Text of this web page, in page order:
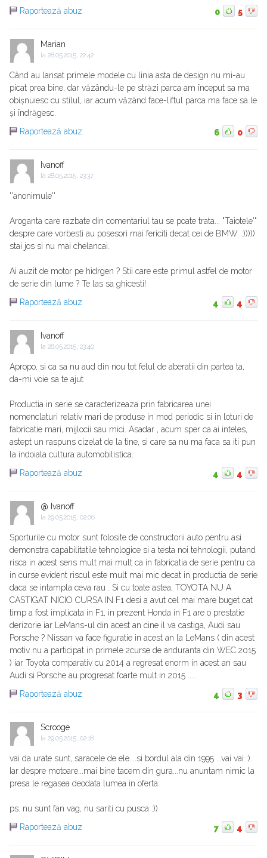
Raportează abuz
0 5
Marian
la 28.05.2015, 22:42
Când au lansat primele modele cu linia asta de design nu mi-au
picat prea bine, dar văzându-le pe străzi parca am început sa ma
obișnuiesc cu stilul, iar acum văzând face-liftul parca ma face sa le
și îndrăgesc.
Raportează abuz
6 0
Ivanoff
la 28.05.2015, 23:37
''anonimule''
Aroganta care razbate din comentariul tau se poate trata... "Taiotele'"
despre care vorbesti au posesori mai fericiti decat cei de BMW. :)))))
stai jos si nu mai chelancai.
Ai auzit de motor pe hidrgen ? Stii care este primul astfel de motor
de serie din lume ? Te las sa ghicesti!
Raportează abuz
4 4
Ivanoff
la 28.05.2015, 23:40
Apropo, si ca sa nu aud din nou tot felul de aberatii din partea ta,
da-mi voie sa te ajut
Productia in serie se caracterizeaza prin fabricarea unei
nomenclaturi relativ mari de produse in mod periodic si in loturi de
fabricatie mari, mijlocii sau mici. Asadar , acum sper ca ai inteles,
astept un raspuns cizelat de la tine, si care sa nu ma faca sa iti pun
la indoiala cultura automobilistica.
Raportează abuz
4 4
@ Ivanoff
la 29.05.2015, 02:06
Sporturile cu motor sunt folosite de constructorii auto pentru asi
demonstra capabilitatile tehnologice si a testa noi tehnologii, putand
risca in acest sens mult mai mult ca in fabricatia de serie pentru ca
in curse evident riscul este mult mai mic decat in productia de serie
daca se intampla ceva rau . Si cu toate astea, TOYOTA NU A
CASTIGAT NICIO CURSA IN F1 desi a avut cel mai mare buget cat
timp a fost implicata in F1, in prezent Honda in F1 are o prestatie
derizorie iar LeMans-ul din acest an cine il va castiga, Audi sau
Porsche ? Nissan va face figuratie in acest an la LeMans ( din acest
motiv nu a participat in primele 2curse de anduranta din WEC 2015
) iar Toyota comparativ cu 2014 a regresat enorm in acest an sau
Audi si Porsche au progresat foarte mult in 2015 .....
Raportează abuz
4 3
Scrooge
la 29.05.2015, 02:18
vai da urate sunt, saracele de ele....si bordul ala din 1995 ...vai vai :).
Iar despre motoare...mai bine tacem din gura...nu anuntam nimic la
presa le regasea deodata lumea in oferta.
ps. nu sunt fan vag, nu sariti cu pusca :))
Raportează abuz
7 4